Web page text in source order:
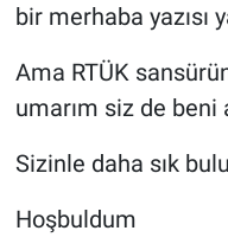
bir merhaba yazısı
Ama RTÜK
umarım siz de beni
Sizinle daha sık
Hoşbuldum